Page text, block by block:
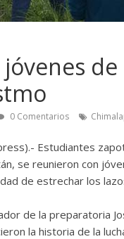
0 Comentarios
Estudiantes
se reunieron con
de estrechar los
de la preparatoria
la historia de la